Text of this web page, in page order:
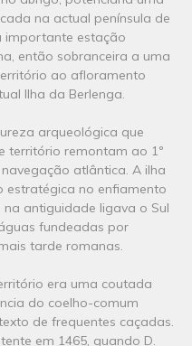
na actual península de
importante estação
então sobranceira a uma
ao afloramento
Ilha da Berlenga.
arqueológica que
território remontam ao 1º
atlântica. A ilha
estratégica no enfiamento
antiguidade ligava o Sul
fundeadas por
tarde romanas.
era uma coutada
do coelho-comum
de frequentes caçadas.
em 1465, quando D.